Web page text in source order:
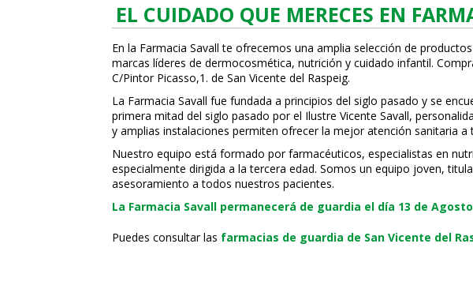
EL CUIDADO QUE MERECES EN
En la Farmacia Savall te ofrecemos una amplia selección de
marcas líderes de dermocosmética, nutrición y cuidado infantil.
C/Pintor Picasso,1. de San Vicente del Raspeig.
La Farmacia Savall fue fundada a principios del siglo pasado y se
primera mitad del siglo pasado por el Ilustre Vicente Savall,
y amplias instalaciones permiten ofrecer la mejor atención sanitaria a
Nuestro equipo está formado por farmacéuticos, especialistas en
especialmente dirigida a la tercera edad. Somos un equipo joven,
asesoramiento a todos nuestros pacientes.
La Farmacia Savall permanecerá de guardia el día 13 de
Puedes consultar las farmacias de guardia de San Vicente del